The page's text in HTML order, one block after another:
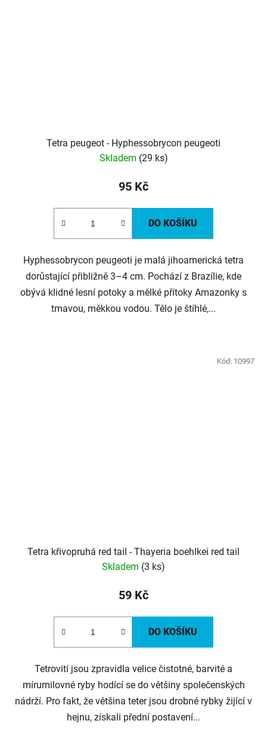
Tetra peugeot - Hyphessobrycon peugeoti
Skladem (29 ks)
95 Kč
DO KOŠÍKU
Hyphessobrycon peugeoti je malá jihoamerická tetra
dorůstající přibližně 3–4 cm. Pochází z Brazílie, kde
obývá klidné lesní potoky a mělké přítoky Amazonky s
tmavou, měkkou vodou. Tělo je štíhlé,...
Tetra křivopruhá red tail - Thayeria boehlkei red tail
Skladem (3 ks)
59 Kč
DO KOŠÍKU
Tetrovití jsou zpravidla velice čistotné, barvité a
mírumilovné ryby hodící se do většiny společenských
nádrží. Pro fakt, že většina teter jsou drobné rybky žijící v
hejnu, získali přední postavení...
Kód: 10997